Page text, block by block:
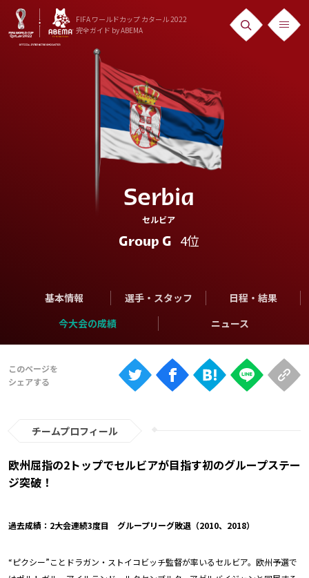
FIFA ワールドカップ カタール 2022
完全ガイド by ABEMA
ランキング
Ranking
大会について
About
iOS Apps
TV
Serbia
セルビア
Group G 4位
基本情報 選手・スタッフ
日程・結果
今大会の成績
ニュース
チームプロフィール
欧州屈指の2トップでセルビアが目指す初のグループステー
ジ突破！
過去成績：2大会連続3度目 グループリーグ敗退（2010、2018）
“ピクシー”ことドラガン・ストイコビッチ監督が率いるセルビア。欧州予選で